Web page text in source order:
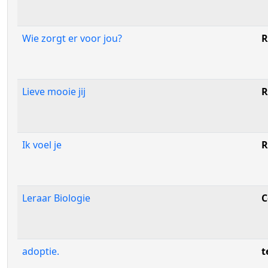
Wie zorgt er voor jou?
Lieve mooie jij
Ik voel je
Leraar Biologie
adoptie.